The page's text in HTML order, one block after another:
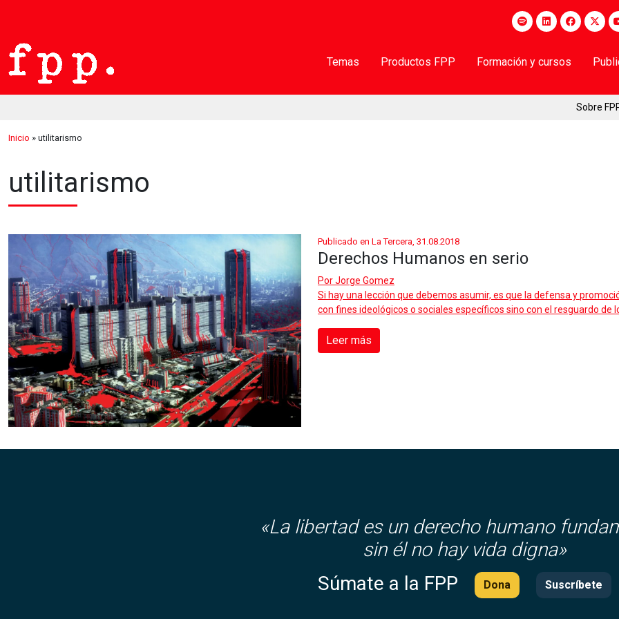
Temas Productos FPP Formación y cursos
Sobre
Inicio » utilitarismo
utilitarismo
Publicado en La Tercera, 31.08.2018
Derechos Humanos en serio
PorJorge Gomez
Si hay una lección que debemos asumir, es que la defensa y
con fines ideológicos o sociales específicos sino con el resguardo de
Leer más
«La libertad es un derecho humano
sin él no hay vida digna»
Súmate a la FPP
Dona Suscríbete